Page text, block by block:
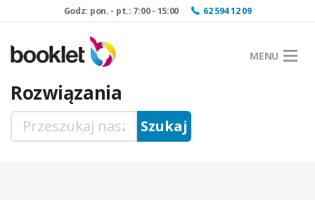
Godz: pon. - pt.: 7:00 - 15:00 62 594 12 09
MENU
Rozwiązania